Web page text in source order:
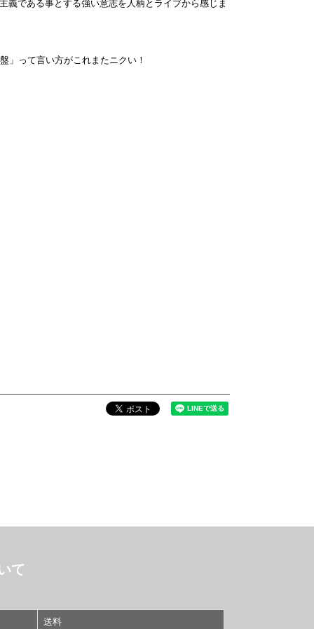
である事とする強い意志を人柄とライブから感じま
」って言い方がこれまたニクい！
て
送料